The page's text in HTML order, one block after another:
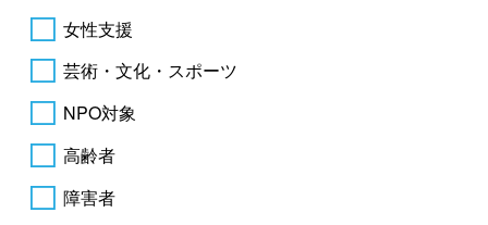
女性支援
芸術・文化・スポーツ
NPO対象
高齢者
障害者